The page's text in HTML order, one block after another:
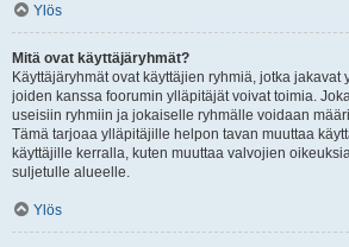
Ylös
Mitä ovat käyttäjäryhmät?
Käyttäjäryhmät ovat käyttäjien ryhmiä, jotka jakavat
joiden kanssa foorumin ylläpitäjät voivat toimia.
useisiin ryhmiin ja jokaiselle ryhmälle voidaan
Tämä tarjoaa ylläpitäjille helpon tavan muuttaa
käyttäjille kerralla, kuten muuttaa valvojien
suljetulle alueelle.
Ylös